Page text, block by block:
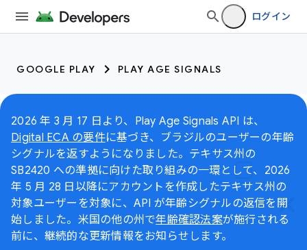
ログイン
GOOGLE PLAY PLAY AGE SIGNALS
2026 年 3 月 17 日より、Play Age Signals API は、
Digital ECA の要件に基づき、ブラジルのユーザーの年齢
シグナルを返すようになりました。テキサス州の
SB2420 への準拠に向けた取り組みの一環として、2026
年 5 月 28 日以降にアカウントを作成したテキサス州の
対象ユーザーを対象に、API が年齢シグナルの返信を開
始しました。米国の他の州で年齢確認法案が施行される
前に、継続的な更新情報をお知らせします。